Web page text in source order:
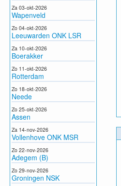
Za 03-okt-2026
Wapenveld
Zo 04-okt-2026
Leeuwarden ONK LSR
Za 10-okt-2026
Boerakker
Zo 11-okt-2026
Rotterdam
Zo 18-okt-2026
Neede
Zo 25-okt-2026
Assen
Za 14-nov-2026
Vollenhove ONK MSR
Zo 22-nov-2026
Adegem (B)
Zo 29-nov-2026
Groningen NSK